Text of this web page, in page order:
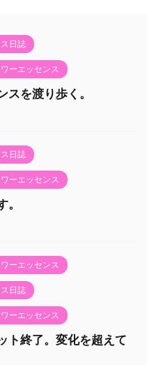
日誌
ーエッセンス
スを渡り歩く。
日誌
ーエッセンス
ーエッセンス
日誌
ーエッセンス
ト終了。変化を超えて